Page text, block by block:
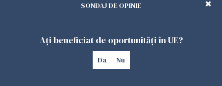
Desertul care va cuceri copiii de 1 Iunie.
31 MAI 2026
SONDAJ DE OPINIE
Ați beneficiat de oportunități în UE?
Da Nu